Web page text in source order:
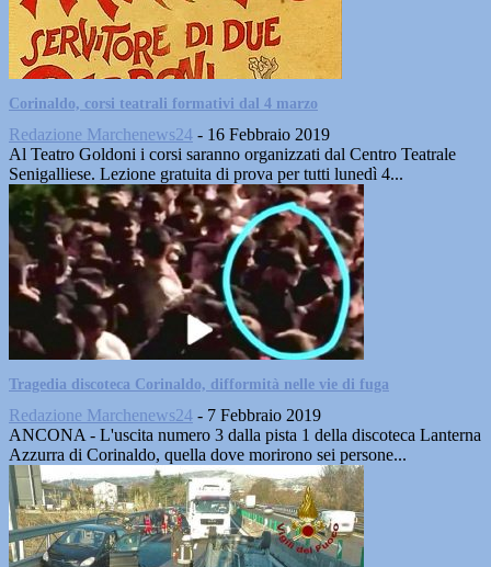
Corinaldo, corsi teatrali formativi dal 4 marzo
Redazione Marchenews24 - 16 Febbraio 2019
Al Teatro Goldoni i corsi saranno organizzati dal Centro Teatrale
Senigalliese. Lezione gratuita di prova per tutti lunedì 4...
Tragedia discoteca Corinaldo, difformità nelle vie di fuga
Redazione Marchenews24 - 7 Febbraio 2019
ANCONA - L'uscita numero 3 dalla pista 1 della discoteca Lanterna
Azzurra di Corinaldo, quella dove morirono sei persone...